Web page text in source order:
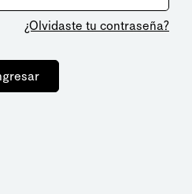
¿Olvidaste tu contraseña?